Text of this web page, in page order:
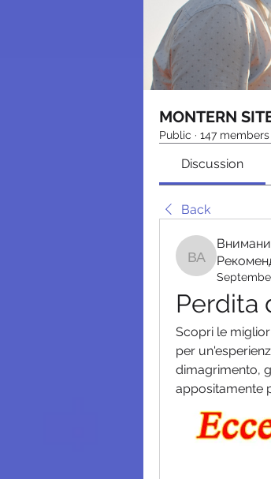
MONTERN
Public · 147 members
Discussion
Back
Внимание!
Perdita
Scopri le
per
dimagrimento,
appositamente